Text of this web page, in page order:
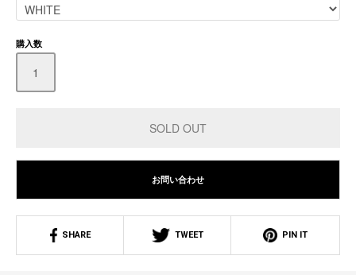
購入数
お問い合わせ
SHARE TWEET PIN IT